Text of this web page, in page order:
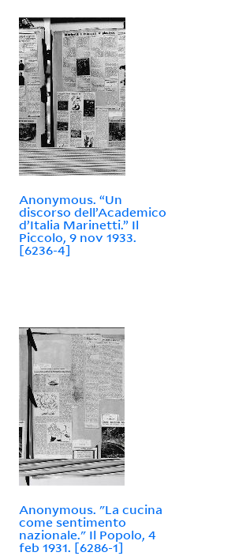
Anonymous. “Un
discorso dell’Academico
d’Italia Marinetti.” Il
Piccolo, 9 nov 1933.
[6236-4]
Anonymous. "La cucina
come sentimento
nazionale." Il Popolo, 4
feb 1931. [6286-1]